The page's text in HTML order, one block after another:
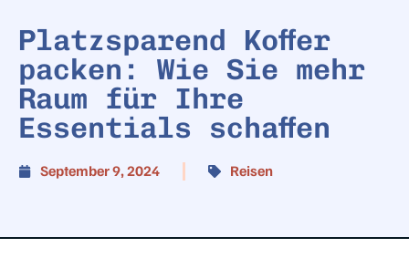
Platzsparend Koffer
packen: Wie Sie mehr
Raum für Ihre
Essentials schaffen
September 9, 2024 Reisen